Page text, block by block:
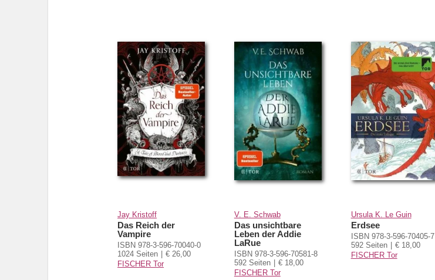
Jay Kristoff
Das Reich der
Vampire
ISBN 978-3-596-70040-0
1024 Seiten
€ 26,00
FISCHER Tor
V. E. Schwab
Das unsichtbare
Leben der Addie
LaRue
ISBN 978-3-596-70581-8
592 Seiten
€ 18,00
FISCHER Tor
Ursula K. Le Guin
Erdsee
ISBN 978-3-596-70405-7
592 Seiten
€ 18,00
FISCHER Tor